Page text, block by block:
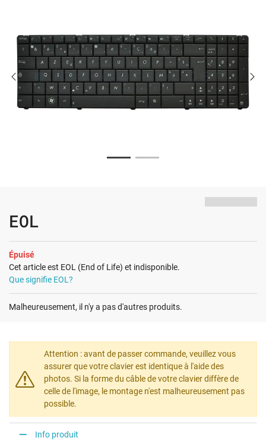
EOL
Épuisé
Cet article est EOL (End of Life) et indisponible.
Que signifie EOL?
Malheureusement, il n'y a pas d'autres produits.
Attention : avant de passer commande, veuillez vous
assurer que votre clavier est identique à l'aide des
photos. Si la forme du câble de votre clavier diffère de
celle de l'image, le montage n'est malheureusement pas
possible.
Info produit